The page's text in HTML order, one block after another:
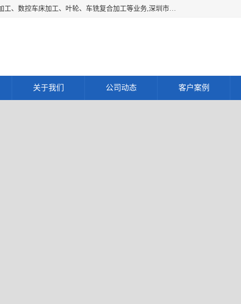
深圳市宝安区石岩瑞鑫五金制品厂主要经营丝杆加工、恒压阀、长轴加工、数控车床加工、叶轮、车铣复合加工等业务,深圳市宝安区石岩瑞鑫五金制品厂产品广泛应用于按摩椅、各类阀门、电机等石化类、机械类产品.
关于我们 公司动态 客户案例